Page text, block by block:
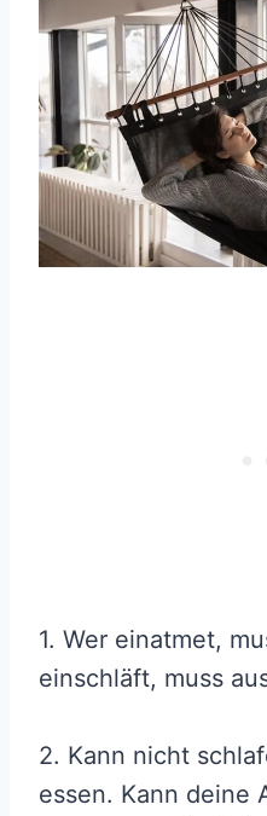
1. Wer einatmet,
einschläft, muss
2. Kann nicht
essen. Kann deine